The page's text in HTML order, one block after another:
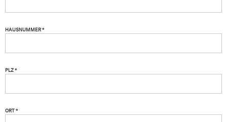
HAUSNUMMER *
PLZ *
ORT *